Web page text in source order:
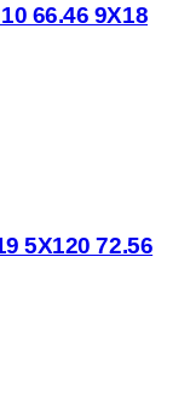
66.46 9X18
5X120 72.56